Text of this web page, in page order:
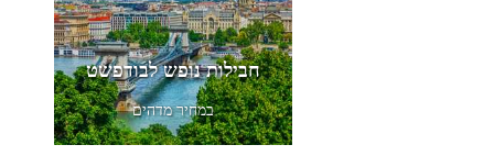
חבילות נופש לבודפשט
במחיר מדהים